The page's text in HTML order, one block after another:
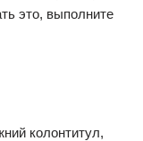
это, выполните
колонтитул,